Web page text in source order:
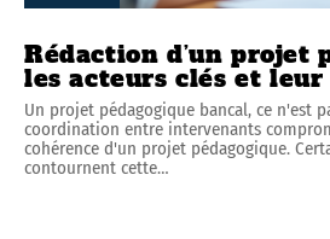
Rédaction d’un projet
les acteurs clés et
Un projet pédagogique bancal, ce n'est
coordination entre intervenants
cohérence d'un projet pédagogique.
contournent cette…